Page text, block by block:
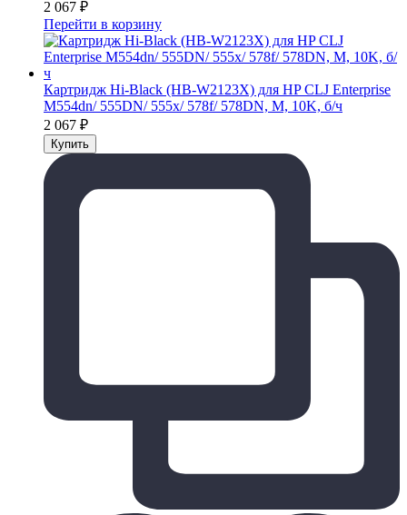
2 067 ₽
Перейти в корзину
Картридж Hi-Black (HB-W2123X) для HP CLJ Enterprise
M554dn/ 555DN/ 555x/ 578f/ 578DN, M, 10K, б/ч
2 067 ₽